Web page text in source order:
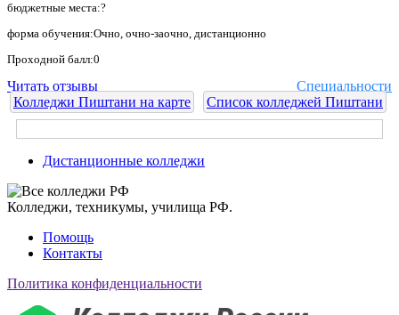
бюджетные места:?
форма обучения:Очно, очно-заочно, дистанционно
Проходной балл:0
Специальности
Читать отзывы
Колледжи Пиштани на карте
Список колледжей Пиштани
Дистанционные колледжи
Колледжи, техникумы, училища РФ.
Помощь
Контакты
Политика конфиденциальности